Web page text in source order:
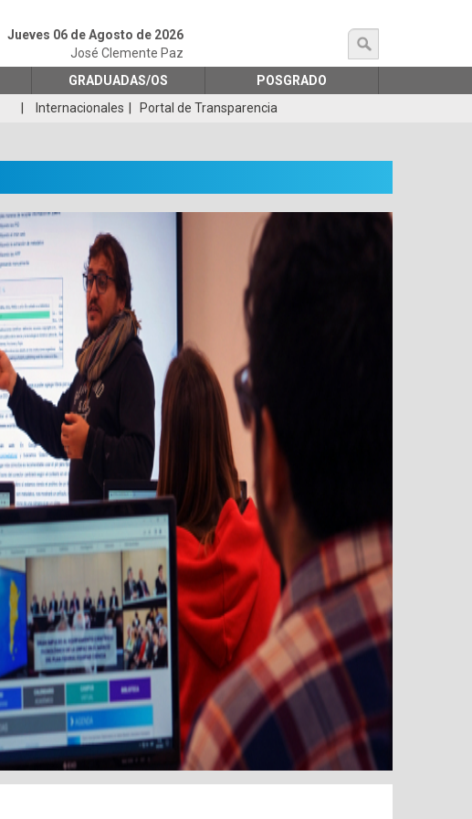
búsqueda
Jueves 06 de Agosto de 2026
José Clemente Paz
GRADUADAS/OS
POSGRADO
Internacionales Portal de Transparencia